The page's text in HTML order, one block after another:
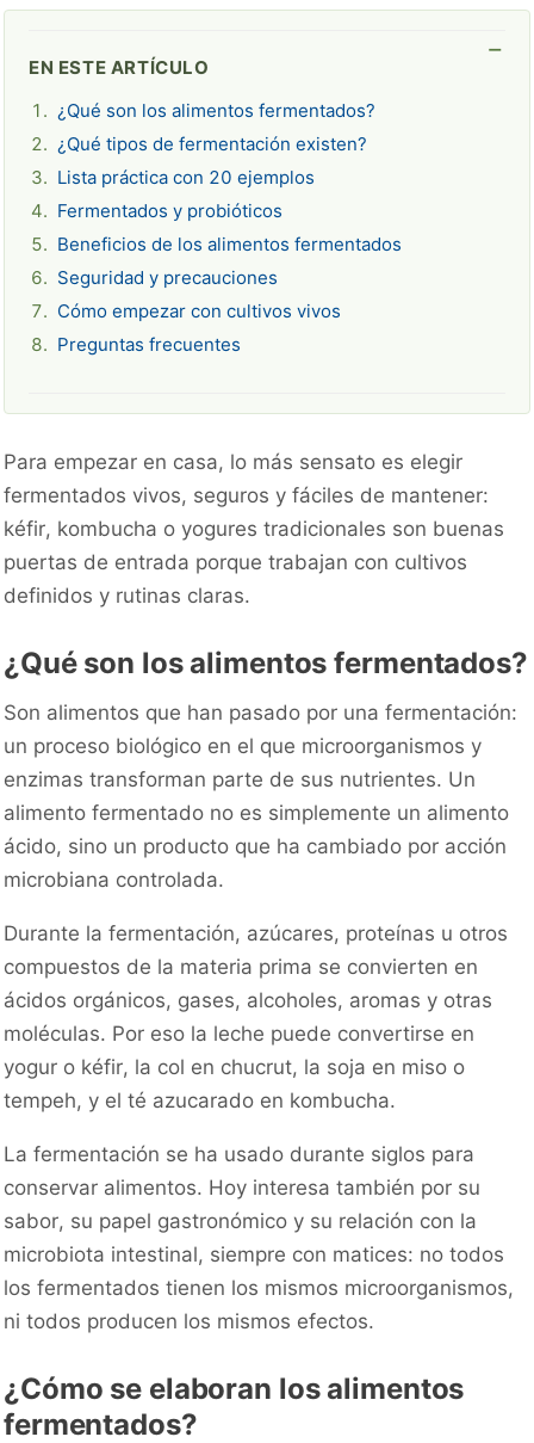
EN ESTE ARTÍCULO
¿Qué son los alimentos fermentados?
¿Qué tipos de fermentación existen?
Lista práctica con 20 ejemplos
Fermentados y probióticos
Beneficios de los alimentos fermentados
Seguridad y precauciones
Cómo empezar con cultivos vivos
Preguntas frecuentes
Para empezar en casa, lo más sensato es elegir
fermentados vivos, seguros y fáciles de mantener:
kéfir, kombucha o yogures tradicionales son buenas
puertas de entrada porque trabajan con cultivos
definidos y rutinas claras.
¿Qué son los alimentos fermentados?
Son alimentos que han pasado por una fermentación:
un proceso biológico en el que microorganismos y
enzimas transforman parte de sus nutrientes. Un
alimento fermentado no es simplemente un alimento
ácido, sino un producto que ha cambiado por acción
microbiana controlada.
Durante la fermentación, azúcares, proteínas u otros
compuestos de la materia prima se convierten en
ácidos orgánicos, gases, alcoholes, aromas y otras
moléculas. Por eso la leche puede convertirse en
yogur o kéfir, la col en chucrut, la soja en miso o
tempeh, y el té azucarado en kombucha.
La fermentación se ha usado durante siglos para
conservar alimentos. Hoy interesa también por su
sabor, su papel gastronómico y su relación con la
microbiota intestinal, siempre con matices: no todos
los fermentados tienen los mismos microorganismos,
ni todos producen los mismos efectos.
¿Cómo se elaboran los alimentos
fermentados?